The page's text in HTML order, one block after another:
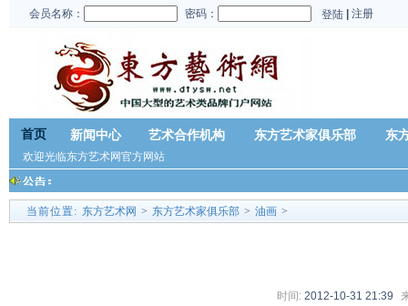
会员名称： 密码： 登陆| 注册
首页 新闻中心 艺术合作机构 东方艺术家俱乐部 东
欢迎光临东方艺术网官方网站
当前位置: 东方艺术网 > 东方艺术家俱乐部 > 油画 >
时间: 2012-10-31 21:39